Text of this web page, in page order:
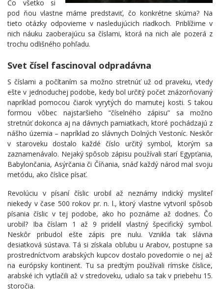
Čo všetko si
pod ňou vlastne máme predstaviť, čo konkrétne skúma? Na
tieto otázky odpovieme v nasledujúcich riadkoch. Priblížime v
nich náuku zaoberajúcu sa číslami, ktorá na nich ale pozerá z
trochu odlišného pohľadu.
Svet čísel fascinoval odpradávna
S číslami a počítaním sa možno stretnúť už od praveku, vtedy
ešte v jednoduchej podobe, kedy bol určitý počet znázorňovaný
napríklad pomocou čiarok vyrytých do mamutej kosti. S takou
formou vôbec najstaršieho “číselného zápisu” sa možno
stretnúť dokonca aj na dávnych pamiatkach, ktoré pochádzajú z
nášho územia – napríklad zo slávnych Dolných Vestoníc. Neskôr
v staroveku dostalo každé číslo určitý symbol, ktorým sa
zaznamenávalo. Nejaký spôsob zápisu používali starí Egypťania,
Babylončania, Asýrčania či Číňania, snáď každý národ mal svoju
metódu, ako číslice písať.
Revolúciu v písaní číslic urobil až neznámy indický mysliteľ
niekedy v čase 500 rokov pr. n. l., ktorý vlastne vytvoril spôsob
písania číslic v tej podobe, ako ho poznáme až dodnes. Čo
urobil? Iba číslam 1 až 9 pridelil vlastný špecifický symbol.
Neskôr pribudol ešte zápis pre nulu. Vznikla tak slávna
desiatková sústava. Tá si získala obľubu u Arabov, postupne sa
prostredníctvom arabských kupcov dostalo povedomie o nej až
na európsky kontinent. Tu sa predtým používali rímske číslice,
arabské ich vytlačili až v stredoveku, udialo sa tak v priebehu 15.
storočia.